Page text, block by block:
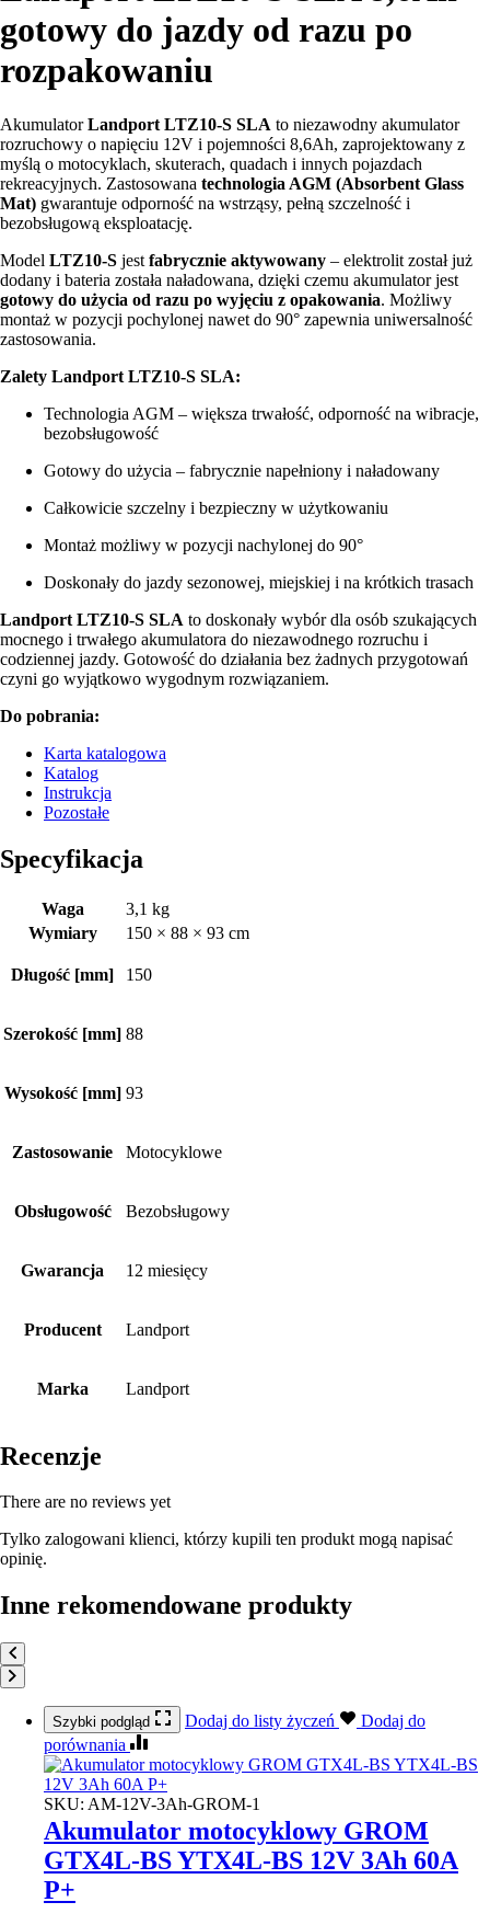
gotowy do jazdy od razu po
rozpakowaniu
AkumulatorLandport LTZ10-S SLA to niezawodny akumulator
rozruchowy o napięciu 12V i pojemności 8,6Ah, zaprojektowany z
myślą o motocyklach, skuterach, quadach i innych pojazdach
rekreacyjnych. Zastosowana technologia AGM (Absorbent Glass
Mat) gwarantuje odporność na wstrząsy, pełną szczelność i
bezobsługową eksploatację.
Model LTZ10-S jest fabrycznie aktywowany – elektrolit został już
dodany i bateria została naładowana, dzięki czemu akumulator jest
gotowy do użycia od razu po wyjęciu z opakowania. Możliwy
montaż w pozycji pochylonej nawet do 90° zapewnia uniwersalność
zastosowania.
Zalety Landport LTZ10-S SLA:
Technologia AGM – większa trwałość, odporność na wibracje,
bezobsługowość
Gotowy do użycia – fabrycznie napełniony i naładowany
Całkowicie szczelny i bezpieczny w użytkowaniu
Montaż możliwy w pozycji nachylonej do 90°
Doskonały do jazdy sezonowej, miejskiej i na krótkich trasach
Landport LTZ10-S SLA to doskonały wybór dla osób szukających
mocnego i trwałego akumulatora do niezawodnego rozruchu i
codziennej jazdy. Gotowość do działania bez żadnych przygotowań
czyni go wyjątkowo wygodnym rozwiązaniem.
Do pobrania:
Karta katalogowa
Katalog
Instrukcja
Pozostałe
Specyfikacja
Waga
3,1 kg
Wymiary
150 × 88 × 93 cm
Długość [mm] 150
Szerokość [mm] 88
Wysokość [mm] 93
Zastosowanie Motocyklowe
Obsługowość Bezobsługowy
Gwarancja 12 miesięcy
Producent Landport
Marka Landport
Recenzje
There are no reviews yet
Tylko zalogowani klienci, którzy kupili ten produkt mogą napisać
opinię.
Inne rekomendowane produkty
Szybki podgląd Dodaj do listy życzeń
Dodaj do
porównania
SKU: AM-12V-3Ah-GROM-1
Akumulator motocyklowy GROM
GTX4L-BS YTX4L-BS 12V 3Ah 60A
P+